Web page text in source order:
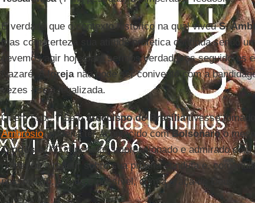
É verdade que o contexto histórico na qual viveuS.
mas com certeza sua atitude profética continua sendo
devemos agir hoje para sermos verdadeiros seguidores
Nazaré. AIgrejanão pode ser conivente com a
vezes - seja legalizada.
Quem sabe!? Se oarcebispo de Brasíliativesse
Ambrósio, poderia ter acontecido comBolsonaroo
Teodósio: “O imperador, impressionado e admirado
começou a refletir sobre sua própria conduta e, com
passos” (Ib.). Tudo é possível, com a graça de Deus.